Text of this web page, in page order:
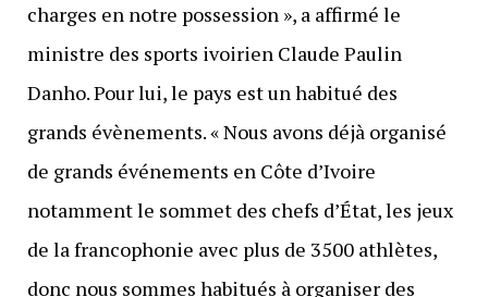
charges en notre possession », a affirmé le
ministre des sports ivoirien Claude Paulin
Danho. Pour lui, le pays est un habitué des
grands évènements. « Nous avons déjà organisé
de grands événements en Côte d’Ivoire
notamment le sommet des chefs d’État, les jeux
de la francophonie avec plus de 3500 athlètes,
donc nous sommes habitués à organiser des